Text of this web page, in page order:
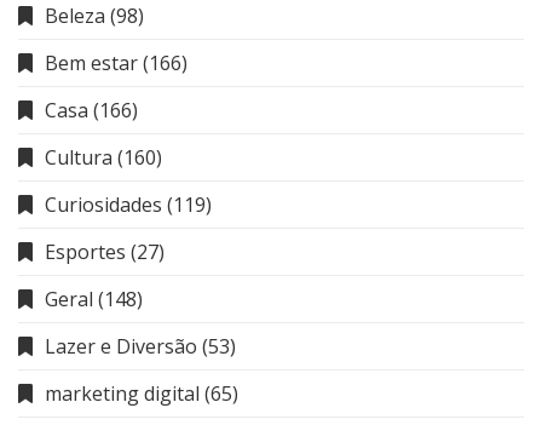
Beleza (98)
Bem estar(166)
Casa (166)
Cultura (160)
Curiosidades (119)
Esportes (27)
Geral (148)
Lazer e Diversão (53)
marketing digital (65)